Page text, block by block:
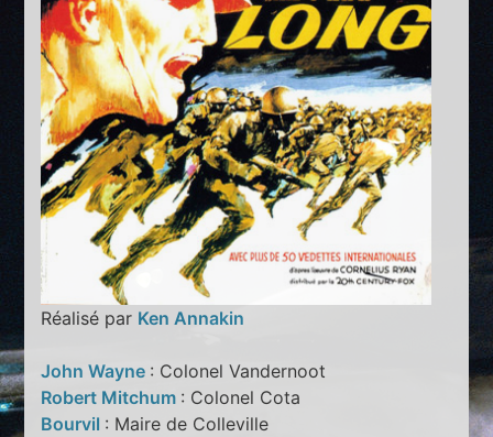
Réalisé par Ken Annakin
John Wayne : Colonel Vandernoot
Robert Mitchum : Colonel Cota
Bourvil : Maire de Colleville